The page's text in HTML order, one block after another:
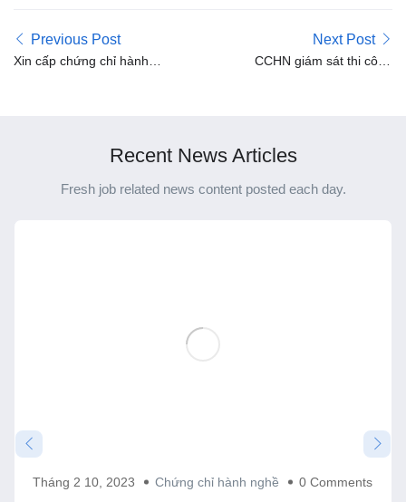
Previous Post
Xin cấp chứng chỉ hành
Next Post
CCHN giám sát thi công
Recent News Articles
Fresh job related news content posted each day.
thi công xây dựng hạng 2 không?